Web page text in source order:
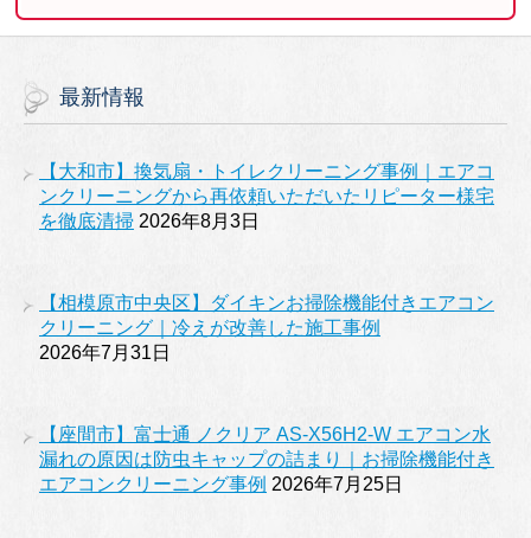
最新情報
【大和市】換気扇・トイレクリーニング事例｜エアコ
ンクリーニングから再依頼いただいたリピーター様宅
を徹底清掃 2026年8月3日
【相模原市中央区】ダイキンお掃除機能付きエアコン
クリーニング｜冷えが改善した施工事例
2026年7月31日
【座間市】富士通 ノクリア AS-X56H2-W エアコン水
漏れの原因は防虫キャップの詰まり｜お掃除機能付き
エアコンクリーニング事例 2026年7月25日